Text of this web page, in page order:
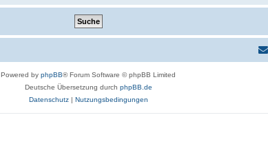
Powered by phpBB® Forum Software © phpBB Limited
Deutsche Übersetzung durch phpBB.de
Datenschutz| Nutzungsbedingungen